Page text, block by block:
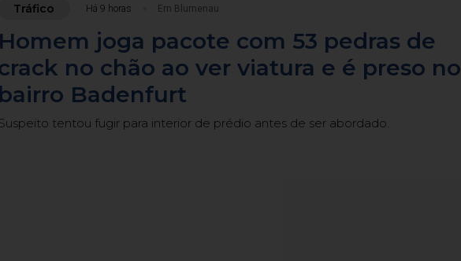
Tráfico Há 9 horas Em Blumenau
Homem joga pacote com 53 pedras de
no chão ao ver viatura e é preso no
bairro Badenfurt
tentou fugir para interior de prédio antes de ser abordado.